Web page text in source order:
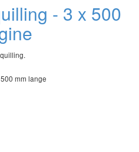
- 3 x 500
mm lange